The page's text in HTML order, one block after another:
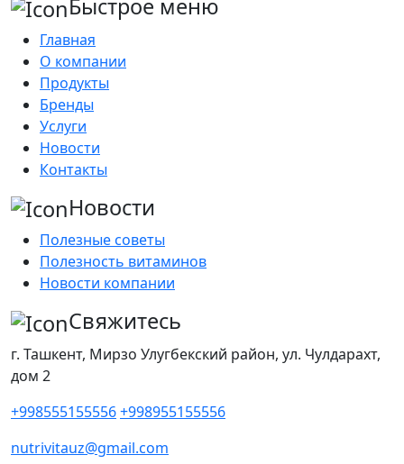
Быстрое меню
Главная
О компании
Продукты
Бренды
Услуги
Новости
Контакты
Новости
Полезные советы
Полезность витаминов
Новости компании
Свяжитесь
г. Ташкент, Мирзо Улугбекский район, ул. Чулдарахт,
дом 2
+998555155556+998955155556
nutrivitauz@gmail.com